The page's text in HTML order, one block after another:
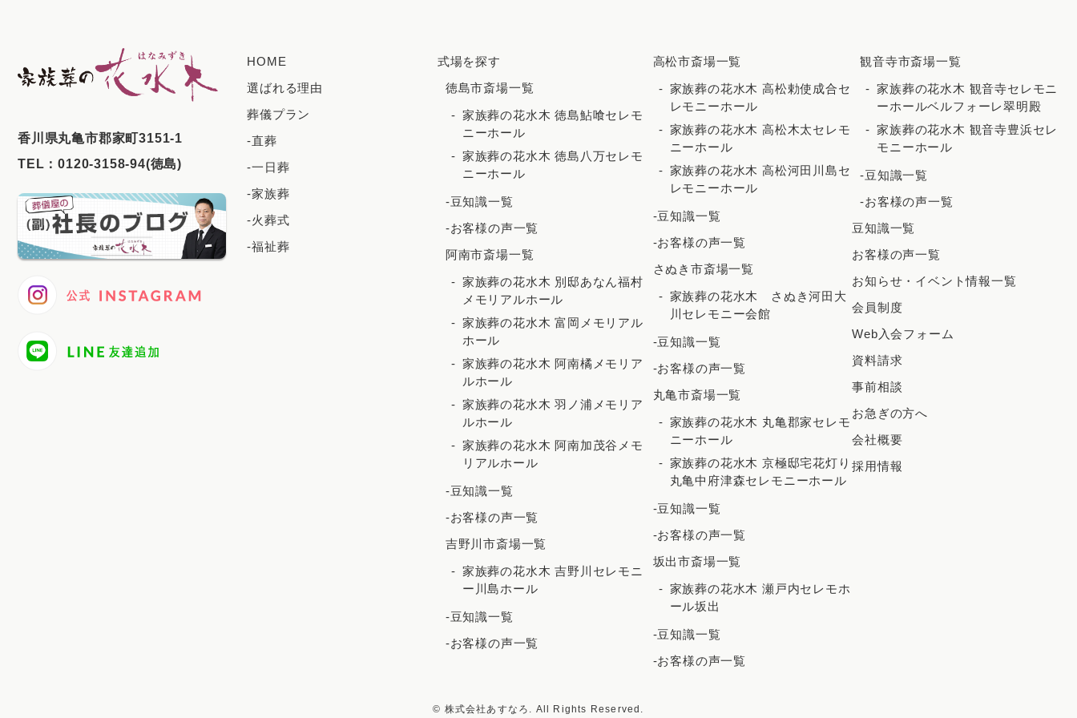
2025年10月
2025年9月
2025年6月
2025年4月
2025年3月
2025年2月
2024年9月
2024年8月
2024年7月
⾹川県丸⻲市郡家町3151-1
TEL：0120-3158-94(徳島)
HOME
選ばれる理由
葬儀プラン
-直葬
-一日葬
-家族葬
-火葬式
-福祉葬
式場を探す
徳島市斎場一覧
家族葬の花水木 徳島鮎喰セレモ
ニーホール
家族葬の花水木 徳島八万セレモ
ニーホール
-豆知識一覧
-お客様の声一覧
阿南市斎場一覧
家族葬の花水木 別邸あなん福村
メモリアルホール
家族葬の花水木 富岡メモリアル
ホール
家族葬の花水木 阿南橘メモリア
ルホール
家族葬の花水木 羽ノ浦メモリア
ルホール
家族葬の花水木 阿南加茂谷メモ
リアルホール
-豆知識一覧
-お客様の声一覧
吉野川市斎場一覧
家族葬の花水木 吉野川セレモニ
ー川島ホール
-豆知識一覧
-お客様の声一覧
高松市斎場一覧
家族葬の花水木 高松勅使成合セ
レモニーホール
家族葬の花水木 高松木太セレモ
ニーホール
家族葬の花水木 高松河田川島セ
レモニーホール
-豆知識一覧
-お客様の声一覧
さぬき市斎場一覧
家族葬の花水木 さぬき河田大
川セレモニー会館
-豆知識一覧
-お客様の声一覧
丸亀市斎場一覧
家族葬の花水木 丸亀郡家セレモ
ニーホール
家族葬の花水木 京極邸宅花灯り
丸亀中府津森セレモニーホール
-豆知識一覧
-お客様の声一覧
坂出市斎場一覧
家族葬の花水木 瀬戸内セレモホ
ール坂出
-豆知識一覧
-お客様の声一覧
観音寺市斎場一覧
家族葬の花水木 観音寺セレモニ
ーホールベルフォーレ翠明殿
家族葬の花水木 観音寺豊浜セレ
モニーホール
-豆知識一覧
-お客様の声一覧
豆知識一覧
お客様の声一覧
お知らせ・イベント情報一覧
会員制度
Web入会フォーム
資料請求
事前相談
お急ぎの方へ
会社概要
採用情報
© 株式会社あすなろ. All Rights Reserved.